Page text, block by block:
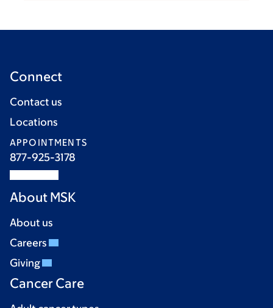
Connect
Contact us
Locations
APPOINTMENTS
877-925-3178
About MSK
About us
Careers
Giving
Cancer Care